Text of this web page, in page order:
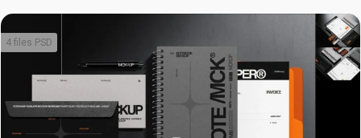
4 files PSD